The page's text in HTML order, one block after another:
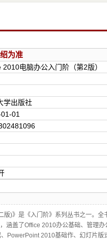
为准
2010电脑办公入门阶（第2版）
学出版社
01
版)》是《入门阶》系列丛书之一。
涵盖了Office 2010办公基础、管理
PowerPoint 2010基础作、幻灯片